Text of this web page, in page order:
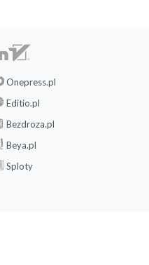
Onepress.pl
Editio.pl
Bezdroza.pl
Beya.pl
Sploty